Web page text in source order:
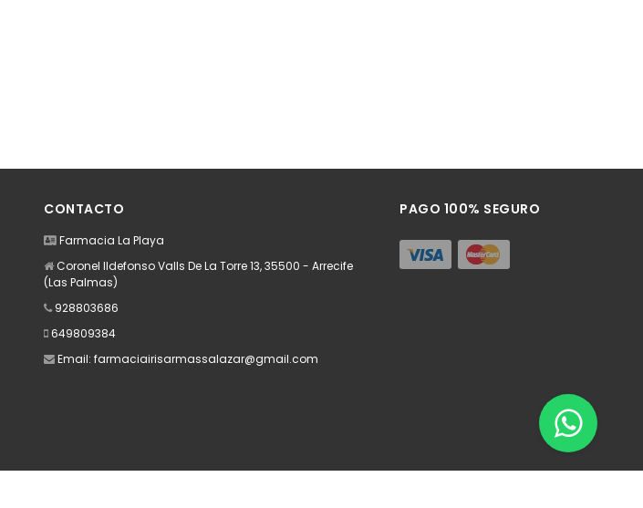
CONTACTO
Farmacia La Playa
Coronel Ildefonso Valls De La Torre 13, 35500 - Arrecife
(Las Palmas)
928803686
649809384
Email: farmaciairisarmassalazar@gmail.com
PAGO 100% SEGURO